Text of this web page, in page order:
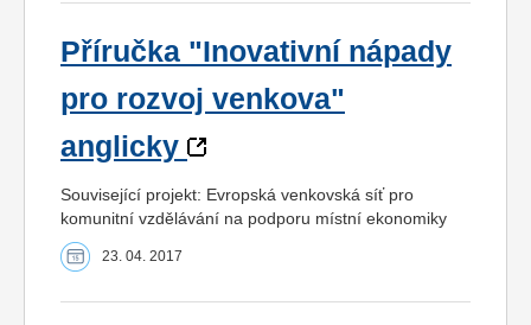
Příručka "Inovativní nápady
pro rozvoj venkova"
anglicky
Související projekt: Evropská venkovská síť pro
komunitní vzdělávání na podporu místní ekonomiky
23. 04. 2017